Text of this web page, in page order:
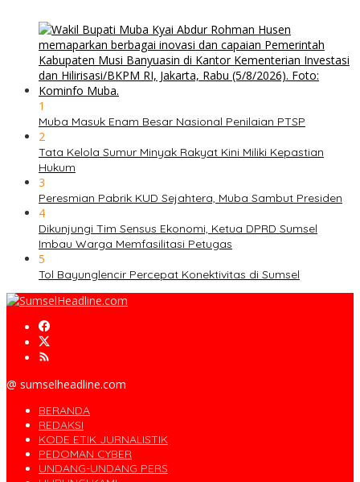
1
Muba Masuk Enam Besar Nasional Penilaian PTSP
2
Tata Kelola Sumur Minyak Rakyat Kini Miliki Kepastian
Hukum
3
Peresmian Pabrik KUD Sejahtera, Muba Sambut Presiden
4
Dikunjungi Tim Sensus Ekonomi, Ketua DPRD Sumsel
Imbau Warga Memfasilitasi Petugas
5
Tol Bayunglencir Percepat Konektivitas di Sumsel
@ sumselheadline.com
BERANDA
REDAKSI
KODE ETIK JURNALISTIK
PEDOMAN CYBER
UNDANG-UNDANG PERS